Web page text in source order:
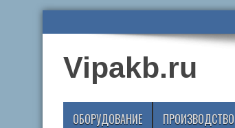
Vipakb.ru
ОБОРУДОВАНИЕ ПРОИЗВОДСТВО